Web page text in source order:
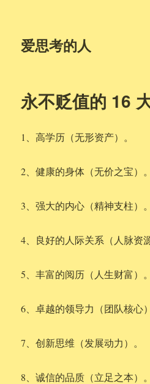
爱思考的人
永不贬值的 16
1、高学历（无形资产）。
2、健康的身体（无价之宝）。
3、强大的内心（精神支柱）。
4、良好的人际关系（人脉资
5、丰富的阅历（人生财富）。
6、卓越的领导力（团队核心）
7、创新思维（发展动力）。
8、诚信的品质（立足之本）。